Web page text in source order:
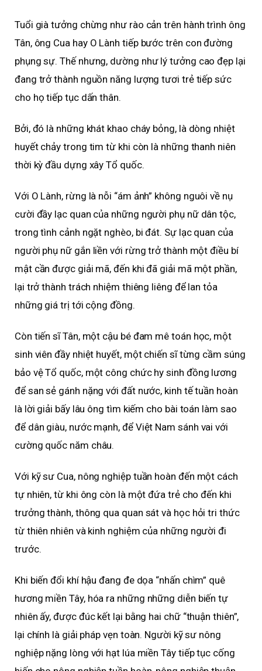
Tuổi già tưởng chừng như rào cản trên hành trình ông
Tân, ông Cua hay O Lành tiếp bước trên con đường
phụng sự. Thế nhưng, dường như lý tưởng cao đẹp lại
đang trở thành nguồn năng lượng tươi trẻ tiếp sức
cho họ tiếp tục dấn thân.
Bởi, đó là những khát khao cháy bỏng, là dòng nhiệt
huyết chảy trong tim từ khi còn là những thanh niên
thời kỳ đầu dựng xây Tổ quốc.
Với O Lành, rừng là nỗi “ám ảnh” không nguôi về nụ
cười đầy lạc quan của những người phụ nữ dân tộc,
trong tình cảnh ngặt nghèo, bi đát. Sự lạc quan của
người phụ nữ gắn liền với rừng trở thành một điều bí
mật cần được giải mã, đến khi đã giải mã một phần,
lại trở thành trách nhiệm thiêng liêng để lan tỏa
những giá trị tới cộng đồng.
Còn tiến sĩ Tân, một cậu bé đam mê toán học, một
sinh viên đầy nhiệt huyết, một chiến sĩ từng cầm súng
bảo vệ Tổ quốc, một công chức hy sinh đồng lương
để san sẻ gánh nặng với đất nước, kinh tế tuần hoàn
là lời giải bấy lâu ông tìm kiếm cho bài toán làm sao
để dân giàu, nước mạnh, để Việt Nam sánh vai với
cường quốc năm châu.
Với kỹ sư Cua, nông nghiệp tuần hoàn đến một cách
tự nhiên, từ khi ông còn là một đứa trẻ cho đến khi
trưởng thành, thông qua quan sát và học hỏi tri thức
từ thiên nhiên và kinh nghiệm của những người đi
trước.
Khi biến đổi khí hậu đang đe dọa “nhấn chìm” quê
hương miền Tây, hóa ra những những diễn biến tự
nhiên ấy, được đúc kết lại bằng hai chữ “thuận thiên”,
lại chính là giải pháp vẹn toàn. Người kỹ sư nông
nghiệp nặng lòng với hạt lúa miền Tây tiếp tục cống